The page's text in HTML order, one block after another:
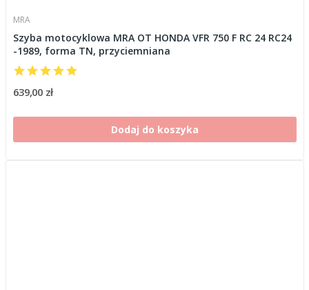
MRA
Szyba motocyklowa MRA OT HONDA VFR 750 F RC 24 RC24
-1989, forma TN, przyciemniana
639,00 zł
Dodaj do koszyka